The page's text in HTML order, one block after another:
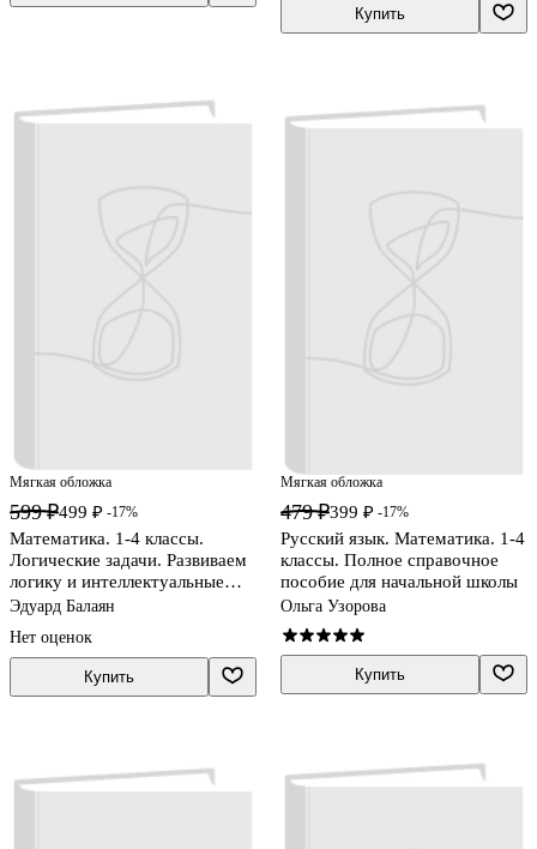
Купить
Мягкая обложка
599 ₽499 ₽ -17%
Математика. 1-4 классы.
Логические задачи. Развиваем
логику и интеллектуальные
способности
Эдуард Балаян
Нет оценок
Купить
Мягкая обложка
479 ₽399 ₽ -17%
Русский язык. Математика. 1-4
классы. Полное справочное
пособие для начальной школы
Ольга Узорова
Купить